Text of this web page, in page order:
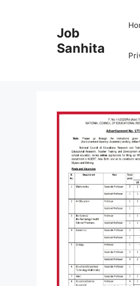
Job
Sanhita